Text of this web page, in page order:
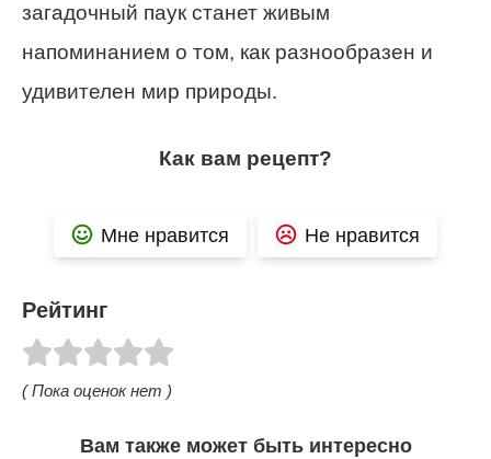
загадочный паук станет живым
напоминанием о том, как разнообразен и
удивителен мир природы.
Как вам рецепт?
Мне нравится Не нравится
Рейтинг
( Пока оценок нет )
Вам также может быть интересно